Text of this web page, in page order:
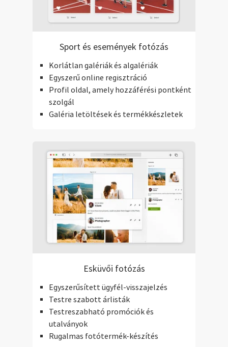
Sport és események fotózás
Korlátlan galériák és algalériák
Egyszerű online regisztráció
Profil oldal, amely hozzáférési pontként
szolgál
Galéria letöltések és termékkészletek
Esküvői fotózás
Egyszerűsített ügyfél-visszajelzés
Testre szabott árlisták
Testreszabható promóciók és
utalványok
Rugalmas fotótermék-készítés